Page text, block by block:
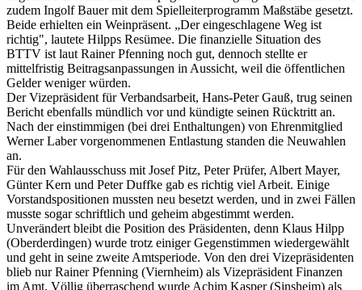
zudem Ingolf Bauer mit dem Spielleiterprogramm Maßstäbe gesetzt.
Beide erhielten ein Weinpräsent. „Der eingeschlagene Weg ist
richtig", lautete Hilpps Resümee. Die finanzielle Situation des
BTTV ist laut Rainer Pfenning noch gut, dennoch stellte er
mittelfristig Beitragsanpassungen in Aussicht, weil die öffentlichen
Gelder weniger würden.
Der Vizepräsident für Verbandsarbeit, Hans-Peter Gauß, trug seinen
Bericht ebenfalls mündlich vor und kündigte seinen Rücktritt an.
Nach der einstimmigen (bei drei Enthaltungen) von Ehrenmitglied
Werner Laber vorgenommenen Entlastung standen die Neuwahlen
an.
Für den Wahlausschuss mit Josef Pitz, Peter Prüfer, Albert Mayer,
Günter Kern und Peter Duffke gab es richtig viel Arbeit. Einige
Vorstandspositionen mussten neu besetzt werden, und in zwei Fällen
musste sogar schriftlich und geheim abgestimmt werden.
Unverändert bleibt die Position des Präsidenten, denn Klaus Hilpp
(Oberderdingen) wurde trotz einiger Gegenstimmen wiedergewählt
und geht in seine zweite Amtsperiode. Von den drei Vizepräsidenten
blieb nur Rainer Pfenning (Viernheim) als Vizepräsident Finanzen
im Amt. Völlig überraschend wurde Achim Kasper (Sinsheim) als